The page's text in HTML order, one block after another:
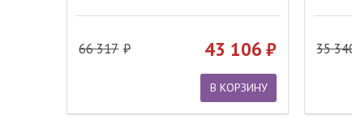
66 317 43 106
В КОРЗИНУ
35